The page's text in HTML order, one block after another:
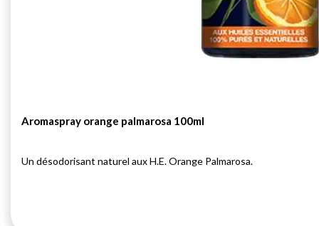
Aromaspray orange palmarosa 100ml
Un désodorisant naturel aux H.E. Orange Palmarosa.